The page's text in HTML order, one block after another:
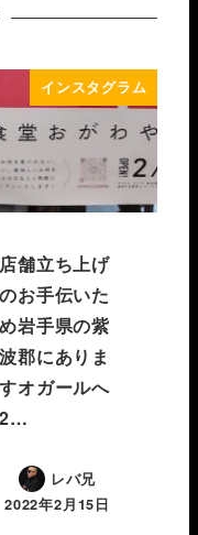
インスタグラム
店舗立ち上げ
のお手伝いた
め岩手県の紫
波郡にありま
すオガールへ️
2…
レバ兄
2022年2月15日